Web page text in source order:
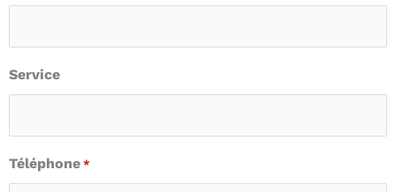
Service
Téléphone *